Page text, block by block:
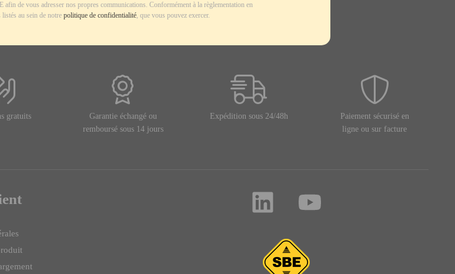
afin de vous adresser nos propres communications. Conformément à la règlementation en
au sein de notre politique de confidentialité, que vous pouvez exercer.
gratuits
Garantie échangé ou
remboursé sous 14 jours
Expédition sous 24/48h
Paiement sécurisé en
ligne ou sur facture